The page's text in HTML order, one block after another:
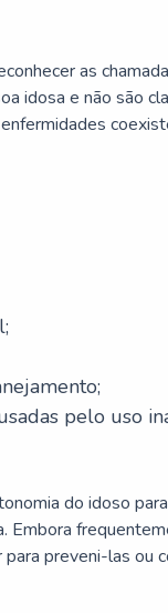
as
idosa e não são
pelo uso
do idoso
Embora
preveni-las ou